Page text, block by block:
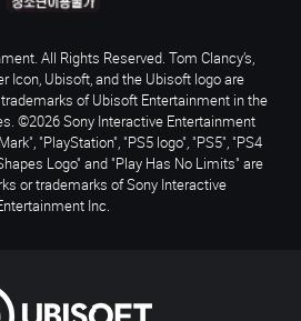
All Rights Reserved. Tom Clancy’s,
Icon, Ubisoft, and the Ubisoft logo are
of Ubisoft Entertainment in the
©2026 Sony Interactive Entertainment
"PlayStation", "PS5 logo", "PS5", "PS4
Logo" and "Play Has No Limits" are
or trademarks of Sony Interactive
Inc.